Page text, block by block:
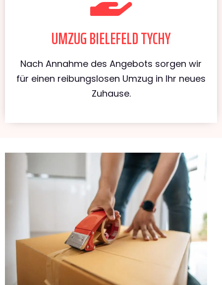
UMZUG BIELEFELD TYCHY
Nach Annahme des Angebots sorgen wir
für einen reibungslosen Umzug in Ihr neues
Zuhause.